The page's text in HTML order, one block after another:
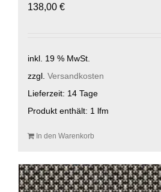
138,00 €
inkl. 19 % MwSt.
zzgl. Versandkosten
Lieferzeit: 14 Tage
Produkt enthält: 1 lfm
In den Warenkorb